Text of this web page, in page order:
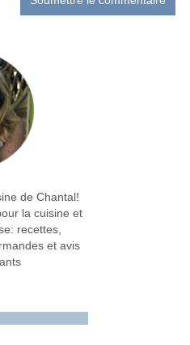
de Chantal!
la cuisine et
recettes,
et avis